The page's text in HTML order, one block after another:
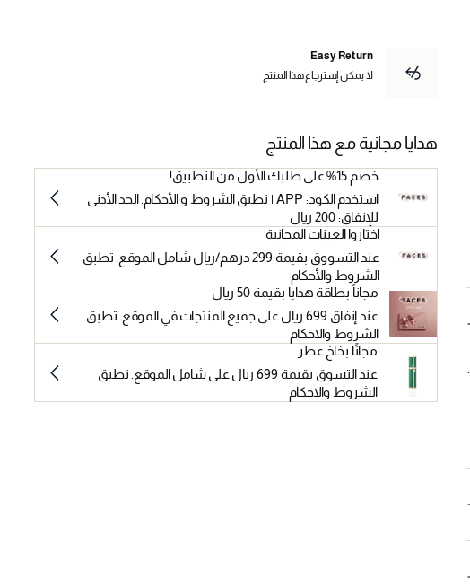
Easy Return
لا يمكن إسترجاع هذا المنتج
هدايا مجانية مع هذا المنتج
خصم 15% على طلبك الأول من التطبيق!
استخدم الكود: APP | تطبق الشروط و الأحكام. الحد الأدنى
للإنفاق: 200 ريال
اختاروا العينات المجانية
عند التسووق بقيمة 299 درهم/ريال شامل الموقع. تطبق
الشروط والأحكام
مجاناً بطاقة هدايا بقيمة 50 ريال
عند إنفاق 699 ريال على جميع المنتجات في الموقع. تطبق
الشروط والاحكام
مجانًا بخاخ عطر
عند التسوق بقيمة 699 ريال على شامل الموقع. تطبق
الشروط والاحكام